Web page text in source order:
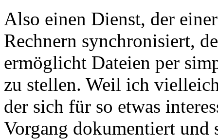
Also einen Dienst, der
Rechnern synchronisiert,
ermöglicht Dateien per
zu stellen. Weil ich
der sich für so etwas
Vorgang dokumentiert